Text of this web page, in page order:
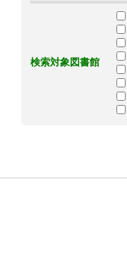
検索対象図書館